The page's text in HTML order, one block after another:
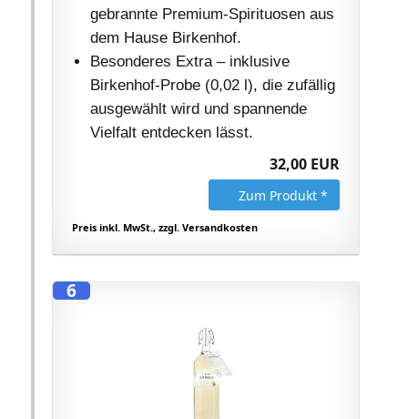
gebrannte Premium-Spirituosen aus
dem Hause Birkenhof.
Besonderes Extra – inklusive
Birkenhof-Probe (0,02 l), die zufällig
ausgewählt wird und spannende
Vielfalt entdecken lässt.
32,00 EUR
Zum Produkt *
Preis inkl. MwSt., zzgl. Versandkosten
6